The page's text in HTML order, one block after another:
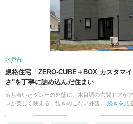
水戸市
規格住宅「ZERO-CUBE＋BOX カスタマ
さ"を丁寧に詰め込んだ住まい
落ち着いたグレーの外壁に、木目調の玄関ドアが
ンが美しく映える、飽きのこない外観。 続きを見